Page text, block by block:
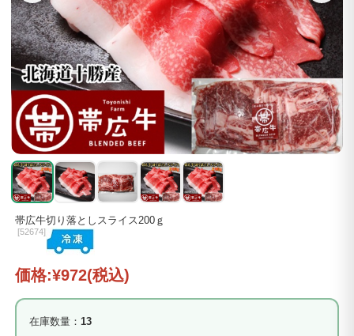
帯広牛切り落としスライス200ｇ
[52674]
価格:¥972(税込)
在庫数量： 13